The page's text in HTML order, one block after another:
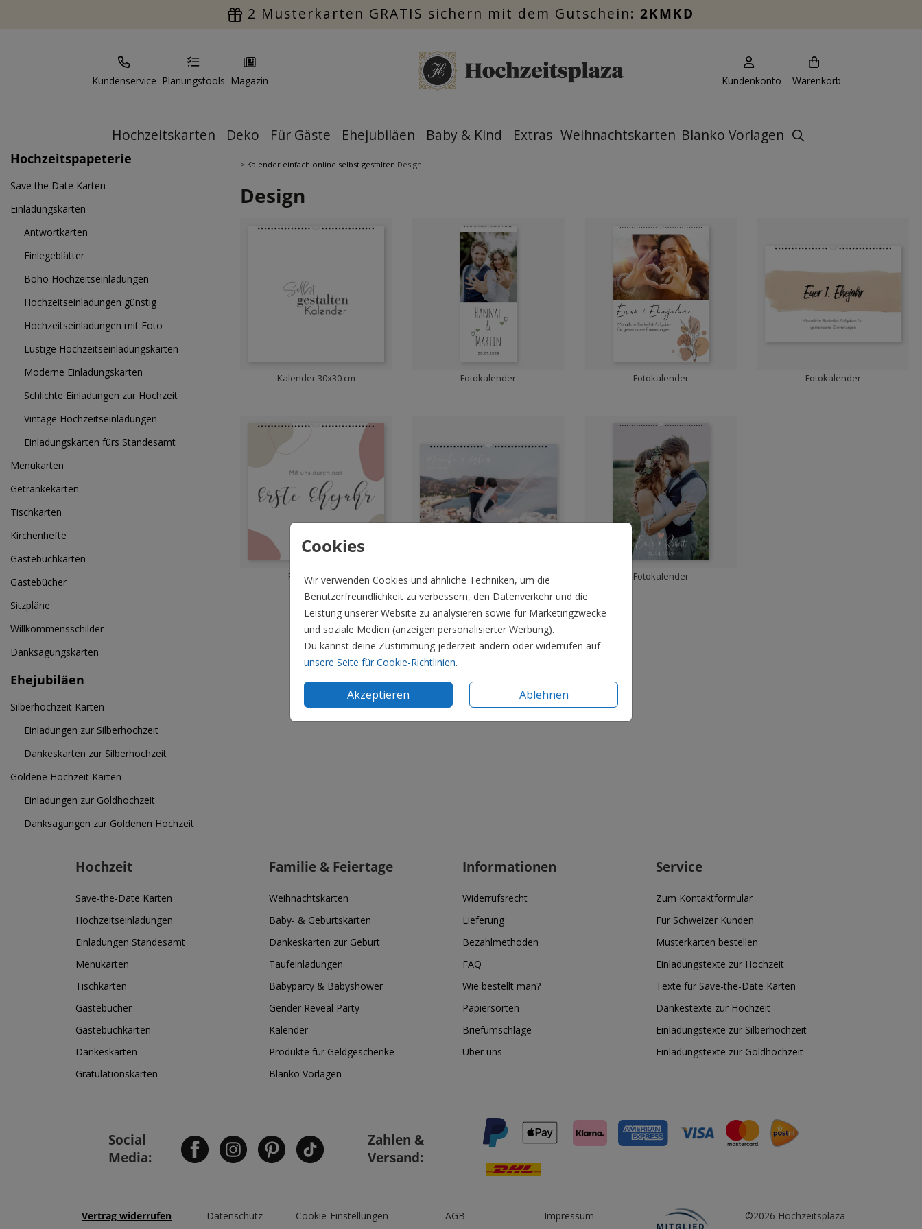
2 Musterkarten GRATIS sichern mit dem Gutschein: 2KMKD
Kundenservice Planungstools Magazin Kundenkonto Warenkorb
Hochzeitskarten Deko Für Gäste Ehejubiläen Baby & Kind Extras Weihnachtskarten Blanko Vorlagen
Cookies
Wir verwenden Cookies und ähnliche Techniken, um die
Benutzerfreundlichkeit zu verbessern, den Datenverkehr und die
Leistung unserer Website zu analysieren sowie für Marketingzwecke
und soziale Medien (anzeigen personalisierter Werbung).
Du kannst deine Zustimmung jederzeit ändern oder widerrufen auf
unsere Seite für Cookie-Richtlinien.
Akzeptieren Ablehnen
Hochzeitspapeterie
Save the Date Karten
Einladungskarten
Antwortkarten
Einlegeblätter
Boho Hochzeitseinladungen
Hochzeitseinladungen günstig
Hochzeitseinladungen mit Foto
Lustige Hochzeitseinladungskarten
Moderne Einladungskarten
Schlichte Einladungen zur Hochzeit
Vintage Hochzeitseinladungen
Einladungskarten fürs Standesamt
Menükarten
Getränkekarten
Tischkarten
Kirchenhefte
Gästebuchkarten
Gästebücher
Sitzpläne
Willkommensschilder
Danksagungskarten
Ehejubiläen
Silberhochzeit Karten
Einladungen zur Silberhochzeit
Dankeskarten zur Silberhochzeit
Goldene Hochzeit Karten
Einladungen zur Goldhochzeit
Danksagungen zur Goldenen Hochzeit
> Kalender einfach online selbst gestalten Design
Design
Kalender 30x30 cm Fotokalender Fotokalender Fotokalender
Fotokalender Fotokalender Fotokalender
Hochzeit
Save-the-Date Karten
Hochzeitseinladungen
Einladungen Standesamt
Menükarten
Tischkarten
Gästebücher
Gästebuchkarten
Dankeskarten
Gratulationskarten
Familie & Feiertage
Weihnachtskarten
Baby- & Geburtskarten
Dankeskarten zur Geburt
Taufeinladungen
Babyparty & Babyshower
Gender Reveal Party
Kalender
Produkte für Geldgeschenke
Blanko Vorlagen
Informationen
Widerrufsrecht
Lieferung
Bezahlmethoden
FAQ
Wie bestellt man?
Papiersorten
Briefumschläge
Über uns
Service
Zum Kontaktformular
Für Schweizer Kunden
Musterkarten bestellen
Einladungstexte zur Hochzeit
Texte für Save-the-Date Karten
Dankestexte zur Hochzeit
Einladungstexte zur Silberhochzeit
Einladungstexte zur Goldhochzeit
Social
Media:
Zahlen &
Versand:
Vertrag widerrufen Datenschutz Cookie-Einstellungen AGB Impressum ©2026 Hochzeitsplaza